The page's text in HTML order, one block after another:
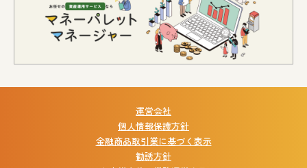
運営会社
個人情報保護方針
金融商品取引業に基づく表示
勧誘方針